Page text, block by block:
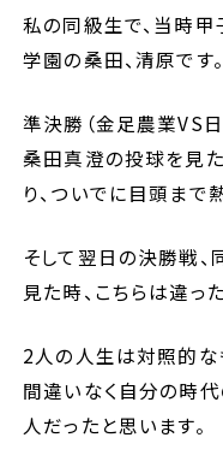
私の同級生で、当時
学園の桑田、清原です。
準決勝（金足農業VS
桑田真澄の投球を見
り、ついでに目頭まで
そして翌日の決勝戦、
見た時、こちらは違っ
2人の人生は対照的な
間違いなく自分の時代
人だったと思います。